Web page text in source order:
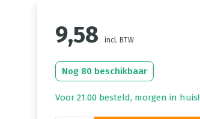
9,58 incl. BTW
Nog 80 beschikbaar
Voor 21.00 besteld, morgen in huis!